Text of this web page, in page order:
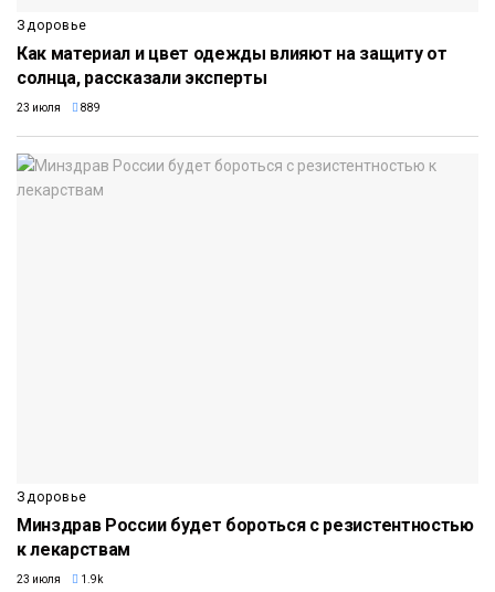
Здоровье
Как материал и цвет одежды влияют на защиту от
солнца, рассказали эксперты
23 июля 889
Здоровье
Минздрав России будет бороться с резистентностью
к лекарствам
23 июля 1.9k